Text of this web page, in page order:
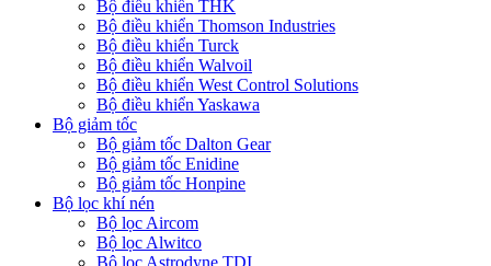
Bộ điều khiển THK
Bộ điều khiển Thomson Industries
Bộ điều khiển Turck
Bộ điều khiển Walvoil
Bộ điều khiển West Control Solutions
Bộ điều khiển Yaskawa
Bộ giảm tốc
Bộ giảm tốc Dalton Gear
Bộ giảm tốc Enidine
Bộ giảm tốc Honpine
Bộ lọc khí nén
Bộ lọc Aircom
Bộ lọc Alwitco